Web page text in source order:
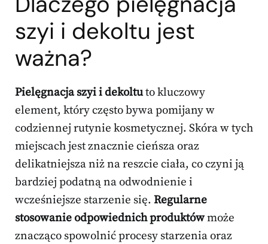
szyi i dekoltu jest
ważna?
Pielęgnacja szyi i dekoltuto kluczowy
element, który często bywa pomijany w
codziennej rutynie kosmetycznej. Skóra w tych
miejscach jest znacznie cieńsza oraz
delikatniejsza niż na reszcie ciała, co czyni ją
bardziej podatną na odwodnienie i
wcześniejsze starzenie się. Regularne
stosowanie odpowiednich produktówmoże
znacząco spowolnić procesy starzenia oraz